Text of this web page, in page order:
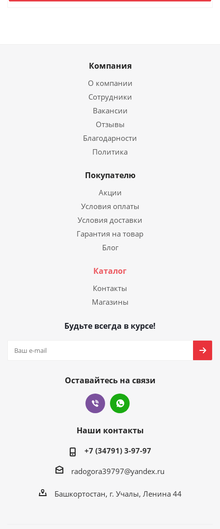
Компания
О компании
Сотрудники
Вакансии
Отзывы
Благодарности
Политика
Покупателю
Акции
Условия оплаты
Условия доставки
Гарантия на товар
Блог
Каталог
Контакты
Магазины
Будьте всегда в курсе!
Оставайтесь на связи
Наши контакты
+7 (34791) 3-97-97
radogora39797@yandex.ru
Башкортостан, г. Учалы, Ленина 44